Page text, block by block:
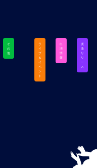
そ
の
他
ラ
イ
ブ
＆
イ
ベ
ン
ト
出
演
情
報
楽
曲
リ
リ
ー
ス